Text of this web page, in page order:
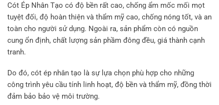
Cót Ép Nhân Tạo có độ bền rất cao, chống ẩm mốc mối mọt
tuyệt đối, độ hoàn thiện và thẩm mỹ cao, chống nóng tốt, và an
toàn cho người sử dụng. Ngoài ra, sản phẩm còn có nguồn
cung ổn định, chất lượng sản phầm đông đều, giá thành cạnh
tranh.
Do đó, cót ép nhân tạo là sự lựa chọn phù hợp cho những
công trình yêu cầu tính linh hoạt, độ bền và thẩm mỹ, đồng thời
đảm bảo bảo vệ môi trường.